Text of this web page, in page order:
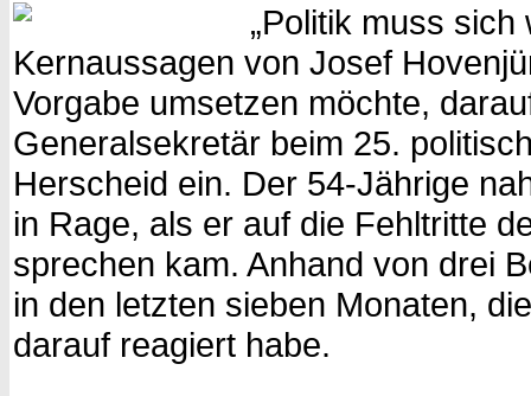
„Politik muss
Kernaussagen von Josef
Vorgabe umsetzen möchte,
Generalsekretär beim 25.
Herscheid ein. Der 54-Jährige
in Rage, als er auf die Fehltritte
sprechen kam. Anhand von drei
in den letzten sieben Monaten,
darauf reagiert habe.